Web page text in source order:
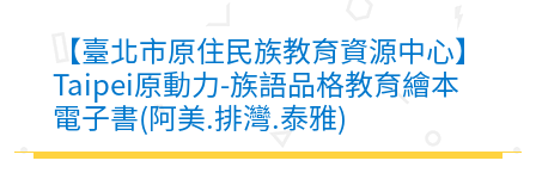
【臺北市原住民族教育資源中心】
Taipei原動力-族語品格教育繪本
電子書(阿美.排灣.泰雅)